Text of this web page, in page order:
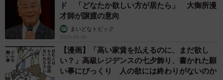
食後に枝から枝へと飛び移るカワセミ。
若干重そうな気もします😅 pic.twitter.com/TOOoi4Pbtc
— ポークジンジャー (@porkginjer)August 5, 2025
ド 「どなたか欲しい方が居たら」 大御所漫
才師が譲渡の意向
まいどなトピック
2026.08.06
【漫画】「高い家賃を払えるのに、まだ欲し
い？」高級レジデンスの七夕飾り、書かれた願
い事にびっくり 人の欲には終わりがないのか